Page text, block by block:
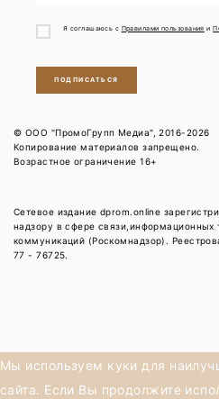
Я соглашаюсь с Правилами пользования и
ПОДПИСАТЬСЯ
© ООО "ПромоГрупп Медиа", 2016-2026
Копирование материалов запрещено.
Возрастное ограничение 16+
Сетевое издание dprom.online
надзору в сфере связи,информационных
коммуникаций (Роскомнадзор).
77 - 76725.
Мы используем куки для
сайта. Если Вы продолжите